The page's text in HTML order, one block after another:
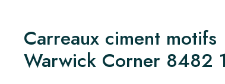
Carreaux ciment motifs
Warwick Corner 8482